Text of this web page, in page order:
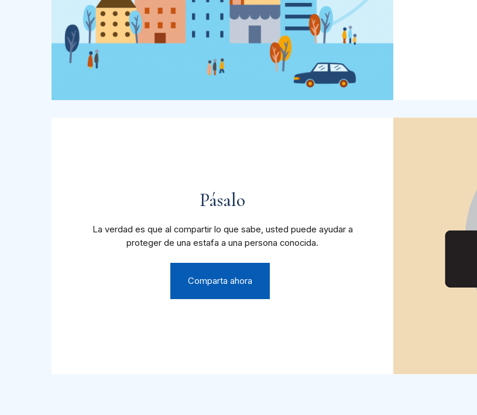
Pásalo
La verdad es que al compartir lo que sabe, usted puede ayudar a
proteger de una estafa a una persona conocida.
Comparta ahora